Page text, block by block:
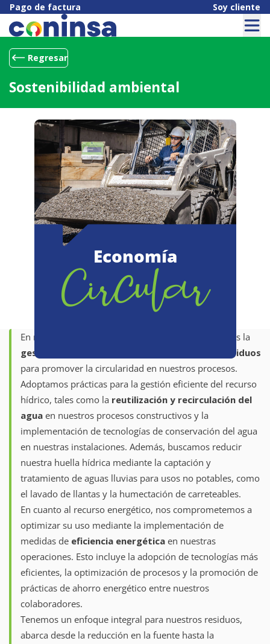
Pago de factura Soy cliente
Regresar
Sostenibilidad ambiental
Economía
Circular
En nuestro enfoque de economía circular integramos la
gestión del recurso hídrico, energético y de residuos
para promover la circularidad en nuestros procesos.
Adoptamos prácticas para la gestión eficiente del recurso
hídrico, tales como la reutilización y recirculación del
agua en nuestros procesos constructivos y la
implementación de tecnologías de conservación del agua
en nuestras instalaciones. Además, buscamos reducir
nuestra huella hídrica mediante la captación y
tratamiento de aguas lluvias para usos no potables, como
el lavado de llantas y la humectación de carreteables.
En cuanto al recurso energético, nos comprometemos a
optimizar su uso mediante la implementación de
medidas de eficiencia energética en nuestras
operaciones. Esto incluye la adopción de tecnologías más
eficientes, la optimización de procesos y la promoción de
prácticas de ahorro energético entre nuestros
colaboradores.
Tenemos un enfoque integral para nuestros residuos,
abarca desde la reducción en la fuente hasta la